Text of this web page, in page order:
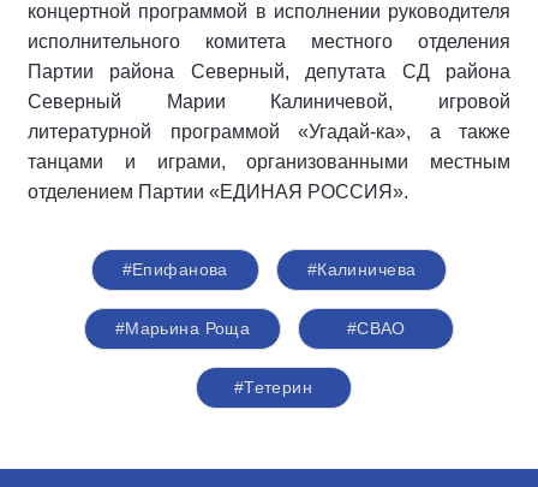
концертной программой в исполнении руководителя
исполнительного комитета местного отделения
Партии района Северный, депутата СД района
Северный Марии Калиничевой, игровой
литературной программой «Угадай-ка», а также
танцами и играми, организованными местным
отделением Партии «ЕДИНАЯ РОССИЯ».
#Епифанова #Калиничева
#Марьина Роща #СВАО
#Тетерин